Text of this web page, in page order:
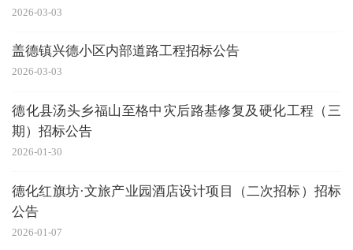
2026-03-03
盖德镇兴德小区内部道路工程招标公告
2026-03-03
德化县汤头乡福山至格中灾后路基修复及硬化工程（三
期）招标公告
2026-01-30
德化红旗坊·文旅产业园酒店设计项目（二次招标）招标
公告
2026-01-07